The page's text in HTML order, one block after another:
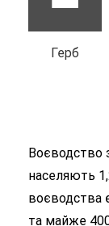
Герб
Воєводство
населяють
воєводства
та майже